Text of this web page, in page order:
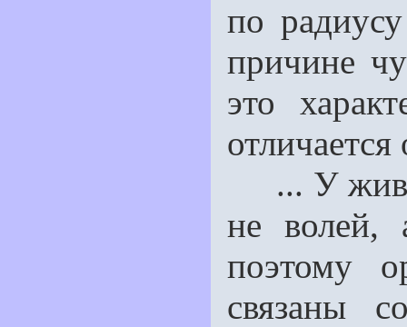
по
причине
это
... У
не волей,
поэтому
связаны